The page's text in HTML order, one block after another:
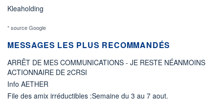
Kleaholding
* source Google
MESSAGES LES PLUS RECOMMANDÉS
ARRÊT DE MES COMMUNICATIONS - JE RESTE NÉANMOINS
ACTIONNAIRE DE 2CRSI
Info AETHER
File des amix irréductibles :Semaine du 3 au 7 aout.